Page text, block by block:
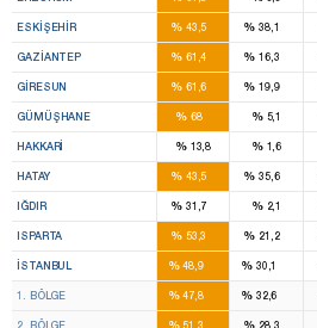
ESKIŞEHIR %43,5 % 38,1
GAZIANTEP %61,4 % 16,3
GIRESUN %61,6 % 19,9
GÜMÜŞHANE %68 %5,1
HAKKARI %13,8 %1,6
HATAY %43,5 % 35,6
IĞDIR %31,7 %2,1
ISPARTA %53,3 % 21,2
İSTANBUL %48,9 %30,1
1. BÖLGE %47,8 %32,6
2. BÖLGE %51,3 % 28,3